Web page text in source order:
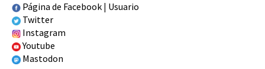
Página de Facebook | Usuario
Twitter
Instagram
Youtube
Mastodon